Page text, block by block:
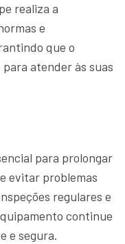
realiza a
e
que o
atender às suas
para prolongar
evitar problemas
regulares e
continue
e segura.